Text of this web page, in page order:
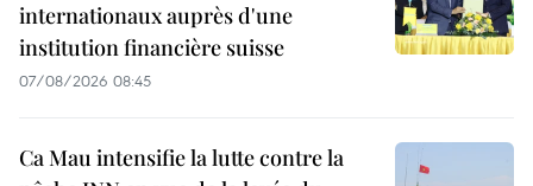
internationaux auprès d'une
institution financière suisse
07/08/2026 08:45
Ca Mau intensifie la lutte contre la